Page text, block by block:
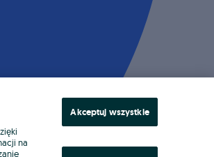
na
Akceptuj wszystkie